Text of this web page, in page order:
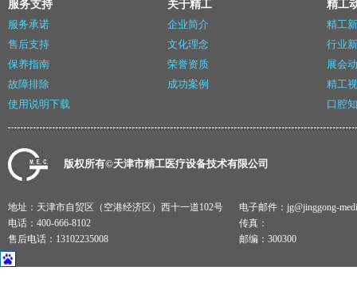
版权所有©天津市精工医疗设备技术有限公司
地址：天津市自贸区（空港经济区）西十一道102号
电话：400-666-8102
售后电话：13102235008
电子邮件：jg@jinggong-
传真：
邮编：300300
服务支持
服务承诺
售后支持
保养指南
故障排除
使用说明下载
关于精工
企业简介
文化理念
荣誉资质
成功案例
精工
精工
行业
展会
精工
口腔